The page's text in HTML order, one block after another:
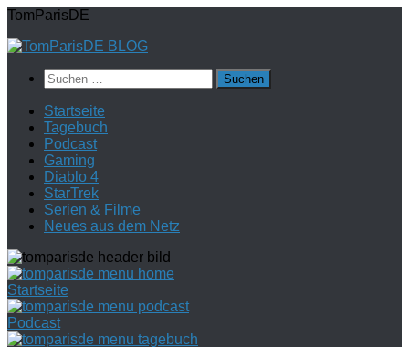
Zum
springen
TomParisDE
Suchen
nach:
Startseite
Tagebuch
Podcast
Gaming
Diablo 4
StarTrek
Serien & Filme
Neues aus dem Netz
Startseite
Podcast